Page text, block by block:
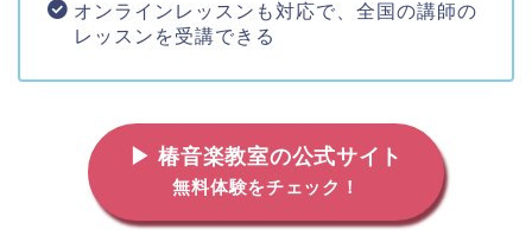
オンラインレッスンも対応で、全国の講師の
レッスンを受講できる
▶ 椿音楽教室の公式サイト
無料体験をチェック！